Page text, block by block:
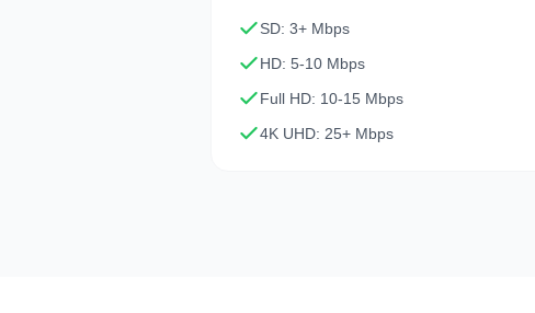
SD: 3+ Mbps
HD: 5-10 Mbps
Full HD: 10-15 Mbps
4K UHD: 25+ Mbps